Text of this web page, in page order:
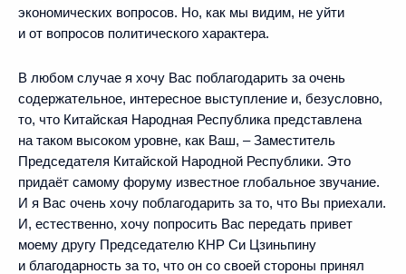
экономических вопросов. Но, как мы видим, не уйти
и от вопросов политического характера.
В любом случае я хочу Вас поблагодарить за очень
содержательное, интересное выступление и, безусловно,
то, что Китайская Народная Республика представлена
на таком высоком уровне, как Ваш, – Заместитель
Председателя Китайской Народной Республики. Это
придаёт самому форуму известное глобальное звучание.
И я Вас очень хочу поблагодарить за то, что Вы приехали.
И, естественно, хочу попросить Вас передать привет
моему другу Председателю КНР Си Цзиньпину
и благодарность за то, что он со своей стороны принял